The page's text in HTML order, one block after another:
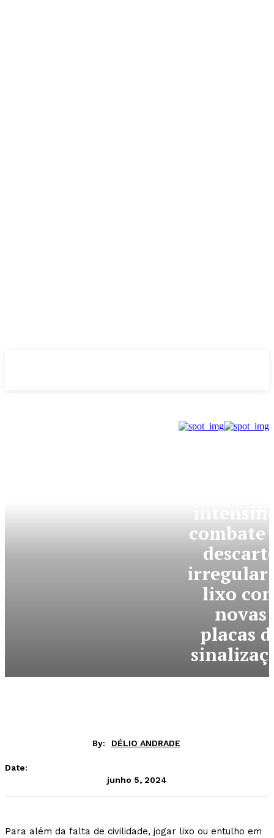
combate
irregular
lixo
novas
placas
By: DÉLIO ANDRADE
Date:
junho 5, 2024
Para além da falta de civilidade, jogar lixo ou entulho em